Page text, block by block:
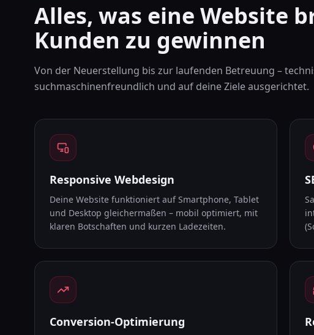
Alles, was eine Website
Kunden zu gewinnen
Von der Neuerstellung bis zur laufenden Betreuung –
suchmaschinenfreundlich und auf deine Ziele ausgerichtet.
Responsive Webdesign
Deine Website funktioniert auf Smartphone, Tablet
und Desktop gleichermaßen – mobil optimiert, mit
klaren Botschaften und kurzen Ladezeiten.
Conversion-Optimierung